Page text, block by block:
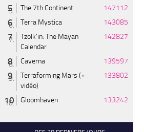
The 7th Continent
147112
Terra Mystica
143085
Tzolk'in: The Mayan
Calendar
142827
Caverna
139597
Terraforming Mars (+
vidéo)
133802
Gloomhaven 133242